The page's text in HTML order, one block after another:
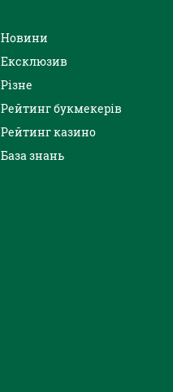
Новини
Ексклюзив
Різне
Рейтинг букмекерів
Рейтинг казино
База знань